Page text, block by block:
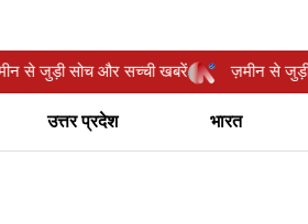
ज़मीन से जुड़ी सोच और सच्ची खबरें
उत्तर प्रदेश भारत